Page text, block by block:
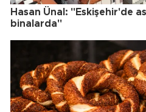
Hasan Ünal: "Eskişehir'de
binalarda"